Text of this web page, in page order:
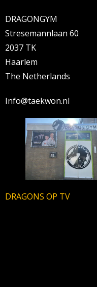
DRAGONGYM
Stresemannlaan 60
2037 TK
Haarlem
The Netherlands
Info@taekwon.nl
DRAGONS OP TV